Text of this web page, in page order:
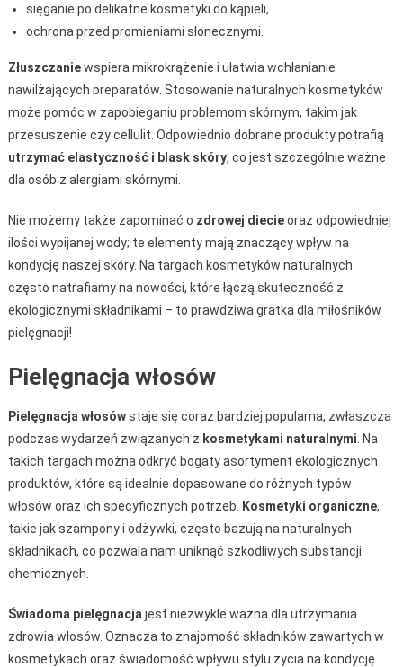
sięganie po delikatne kosmetyki do kąpieli,
ochrona przed promieniami słonecznymi.
Złuszczaniewspiera mikrokrążenie i ułatwia wchłanianie
nawilżających preparatów. Stosowanie naturalnych kosmetyków
może pomóc w zapobieganiu problemom skórnym, takim jak
przesuszenie czy cellulit. Odpowiednio dobrane produkty potrafią
utrzymać elastyczność i blask skóry, co jest szczególnie ważne
dla osób z alergiami skórnymi.
Nie możemy także zapominać o zdrowej diecieoraz odpowiedniej
ilości wypijanej wody; te elementy mają znaczący wpływ na
kondycję naszej skóry. Na targach kosmetyków naturalnych
często natrafiamy na nowości, które łączą skuteczność z
ekologicznymi składnikami – to prawdziwa gratka dla miłośników
pielęgnacji!
Pielęgnacja włosów
Pielęgnacja włosówstaje się coraz bardziej popularna, zwłaszcza
podczas wydarzeń związanych z kosmetykami naturalnymi . Na
takich targach można odkryć bogaty asortyment ekologicznych
produktów, które są idealnie dopasowane do różnych typów
włosów oraz ich specyficznych potrzeb.
Kosmetyki organiczne,
takie jak szampony i odżywki, często bazują na naturalnych
składnikach, co pozwala nam uniknąć szkodliwych substancji
chemicznych.
Świadoma pielęgnacja jest niezwykle ważna dla utrzymania
zdrowia włosów. Oznacza to znajomość składników zawartych w
kosmetykach oraz świadomość wpływu stylu życia na kondycję